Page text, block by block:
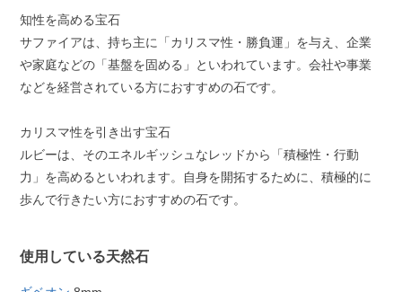
知性を高める宝石
サファイアは、持ち主に「カリスマ性・勝負運」を与え、企業
や家庭などの「基盤を固める」といわれています。会社や事業
などを経営されている方におすすめの石です。
カリスマ性を引き出す宝石
ルビーは、そのエネルギッシュなレッドから「積極性・行動
力」を高めるといわれます。自身を開拓するために、積極的に
歩んで行きたい方におすすめの石です。
使用している天然石